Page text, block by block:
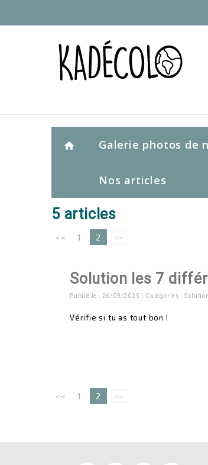
home Galerie photos de
Nos articles
5 articles
<< 1 2 >>
Solution les 7
Publié le : 26/09/2025 | Catégories :
Vérifie si tu as tout bon !
<< 1 2 >>